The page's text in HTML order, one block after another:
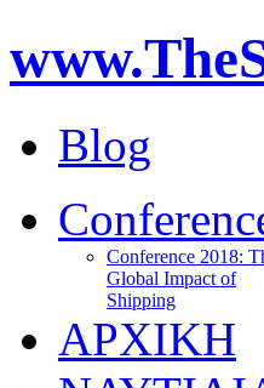
Blog
Conference 2018:
Global Impact of
Shipping
ΑΡΧΙΚΗ